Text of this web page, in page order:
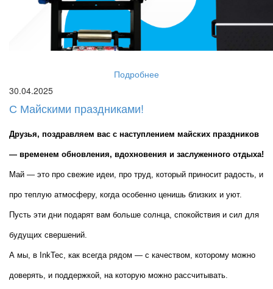
Подробнее
30.04.2025
С Майскими праздниками!
Друзья, поздравляем вас с наступлением майских праздников
— временем обновления, вдохновения и заслуженного отдыха!
Май — это про свежие идеи, про труд, который приносит радость, и
про теплую атмосферу, когда особенно ценишь близких и уют.
Пусть эти дни подарят вам больше солнца, спокойствия и сил для
будущих свершений.
А мы, в InkTec, как всегда рядом — с качеством, которому можно
доверять, и поддержкой, на которую можно рассчитывать.